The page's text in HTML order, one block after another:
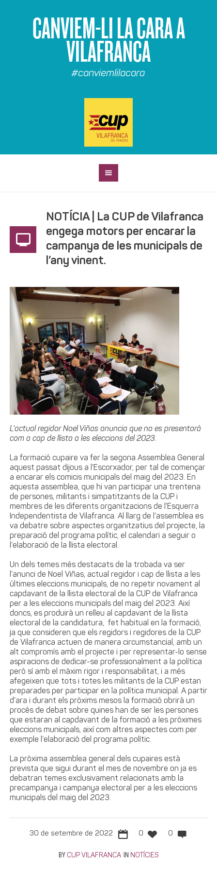
CANVIEM-LI LA CARA A
VILAFRANCA
#canviemlilacara
NOTÍCIA | La CUP de Vilafranca
engega motors per encarar la
campanya de les municipals de
l’any vinent.
L’actual regidor Noel Viñas anuncia que no es presentarà
com a cap de llista a les eleccions del 2023.
La formació cupaire va fer la segona Assemblea General
aquest passat dijous a l’Escorxador, per tal de començar
a encarar els comicis municipals del maig del 2023. En
aquesta assemblea, que hi van participar una trentena
de persones, militants i simpatitzants de la CUP i
membres de les diferents organitzacions de l’Esquerra
Independentista de Vilafranca. Al llarg de l’assemblea es
va debatre sobre aspectes organitzatius del projecte, la
preparació del programa polític, el calendari a seguir o
l’elaboració de la llista electoral.
Un dels temes més destacats de la trobada va ser
l’anunci de Noel Viñas, actual regidor i cap de llista a les
últimes eleccions municipals, de no repetir novament al
capdavant de la llista electoral de la CUP de Vilafranca
per a les eleccions municipals del maig del 2023. Així
doncs, es produirà un relleu al capdavant de la llista
electoral de la candidatura, fet habitual en la formació,
ja que consideren que els regidors i regidores de la CUP
de Vilafranca actuen de manera circumstancial, amb un
alt compromís amb el projecte i per representar-lo sense
aspiracions de dedicar-se professionalment a la política
però sí amb el màxim rigor i responsabilitat, i a més
afegeixen que tots i totes les militants de la CUP estan
preparades per participar en la política municipal. A partir
d’ara i durant els pròxims mesos la formació obrirà un
procés de debat sobre quines han de ser les persones
que estaran al capdavant de la formació a les pròximes
eleccions municipals, així com altres aspectes com per
exemple l’elaboració del programa polític.
La pròxima assemblea general dels cupaires està
prevista que sigui durant el mes de novembre on ja es
debatran temes exclusivament relacionats amb la
precampanya i campanya electoral per a les eleccions
municipals del maig del 2023.
30 de setembre de 2022 0 0
BY CUP VILAFRANCA IN NOTÍCIES